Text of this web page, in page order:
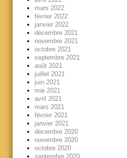
mars 2022
février 2022
janvier 2022
décembre 2021
novembre 2021
octobre 2021
septembre 2021
août 2021
juillet 2021
juin 2021
mai 2021
avril 2021
mars 2021
février 2021
janvier 2021
décembre 2020
novembre 2020
octobre 2020
septembre 2020